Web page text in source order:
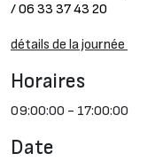
/ 06 33 37 43 20
détails de la journée
Horaires
09:00:00 - 17:00:00
Date